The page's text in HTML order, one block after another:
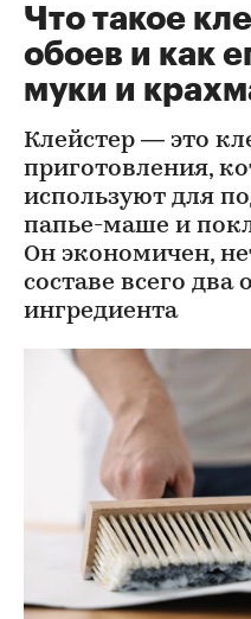
Что такое
обоев и как
муки и
Клейстер — это
приготовления,
используют для
папье-маше и
Он экономичен,
составе всего два
ингредиента